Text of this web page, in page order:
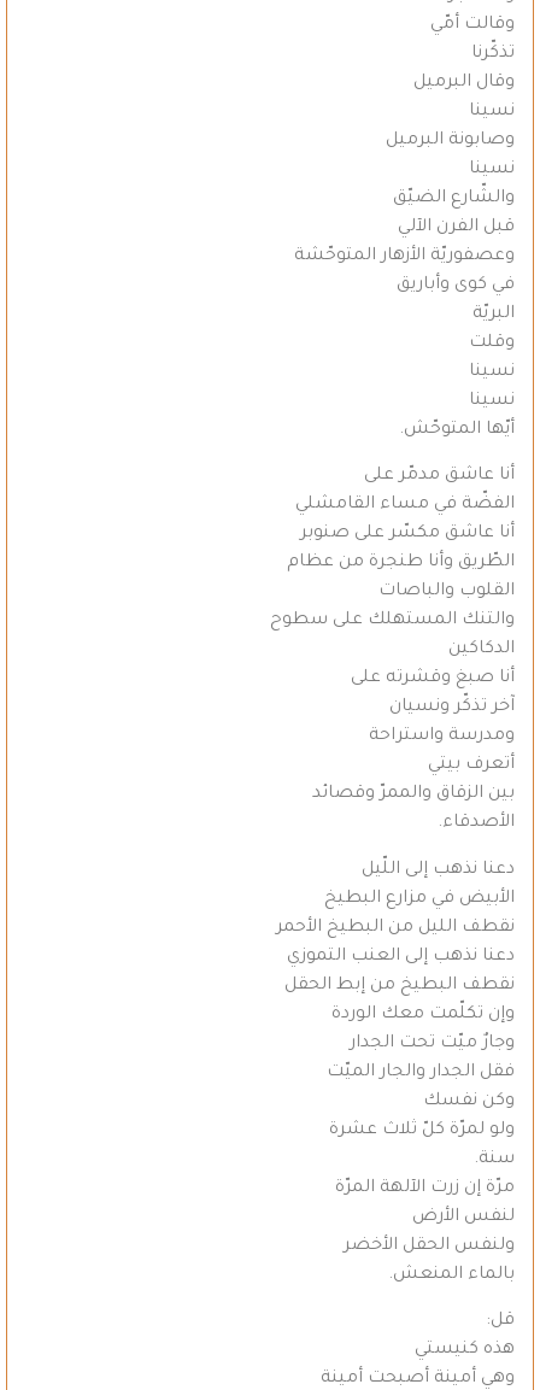
وقالت أمّي
تذكّرنا
وقال البرميل
نسينا
وصابونة البرميل
نسينا
والشّارع الضيّق
قبل الفرن الآلي
وعصفوريّة الأزهار المتوحّشة
في كوى وأباريق
البريّة
وقلت
نسينا
نسينا
أيّها المتوحّش.
أنا عاشق مدمّر على
الفضّة في مساء القامشلي
أنا عاشق مكسّر على صنوبر
الطّريق وأنا طنجرة من عظام
القلوب والباصات
والتنك المستهلك على سطوح
الدكاكين
أنا صبغ وقشرته على
آخر تذكّر ونسيان
ومدرسة واستراحة
أتعرف بيتي
بين الزقاق والممرّ وقصائد
الأصدقاء.
دعنا نذهب إلى اللّيل
الأبيض في مزارع البطيخ
نقطف الليل من البطيخ الأحمر
دعنا نذهب إلى العنب التموزي
نقطف البطيخ من إبط الحقل
وإن تكلّمت معك الوردة
وجارٌ ميّت تحت الجدار
فقل الجدار والجار الميّت
وكن نفسك
ولو لمرّة كلّ ثلاث عشرة
سنة.
مرّة إن زرت الآلهة المرّة
لنفس الأرض
ولنفس الحقل الأخضر
بالماء المنعش.
قل:
هذه كنيستي
وهي أمينة أصبحت أمينة